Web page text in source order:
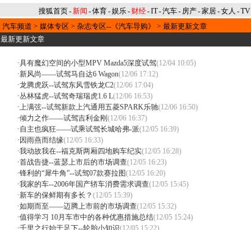
搜狐首页-新闻 -体育-娱乐- 财经-IT-汽车- 房产-家居-女人 -TV
汽车频道 > 媒体专区 > 杂志专区--《汽车导购》 > 最新更新文章
最新更新文章
·具有魔幻空间的小型MPV Mazda5深度试驾(12/04 10:05)
·新风尚——试驾马自达6 Wagon(12/06 17:12)
·龙腾虎跃--试驾东风雪铁龙C2(12/06 17:04)
·丛林猛虎--试驾奇瑞瑞虎1.6 L(12/06 16:53)
·上满弦--试驾新款上汽通用五菱SPARK乐驰(12/06 16:50)
·倾力之作——试驾吉利金刚 (12/06 16:37)
·自主也疯狂——试乘试驾长城哈弗-派(12/05 16:39)
· 因雨燕而结缘(12/05 16:33)
·我动故我在--福克斯两厢四地购车纪实(12/05 16:28)
·首战告捷--蓝瑟上市后的市场调查(12/05 16:23)
·锋利的“犀牛角”--试驾07款赛拉图(12/05 16:20)
·我家的车--2006年国产轿车消费需求调查(12/05 15:45)
·新车的保鲜期有多长？ (12/05 15:39)
·如期而至——迈腾上市前的市场调查(12/05 15:32)
·值得学习 10月车市中的各种优惠措施总结(12/05 15:24)
·千里之行始于足下--轮胎小知识(12/05 15:22)